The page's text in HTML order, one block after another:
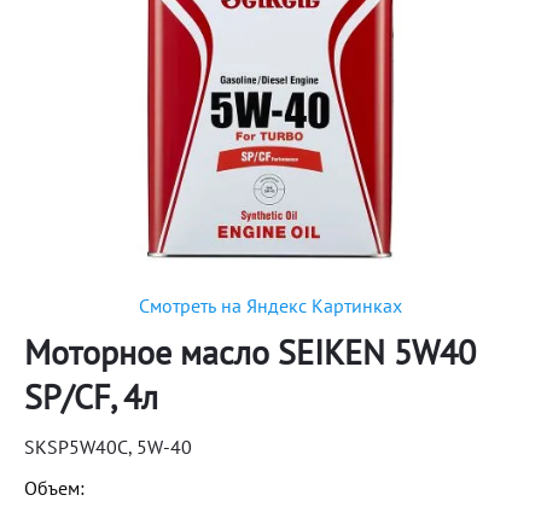
Смотреть на Яндекс Картинках
Моторное масло SEIKEN 5W40
SP/CF, 4л
SKSP5W40C, 5W-40
Объем: